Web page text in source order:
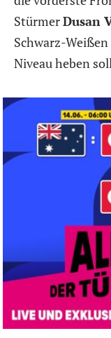
StürmerDusan
Schwarz-
Niveau heben